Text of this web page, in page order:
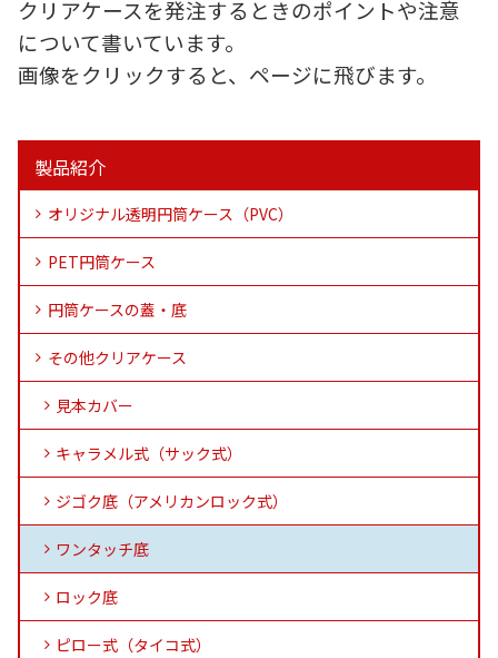
クリアケースを発注するときのポイントや注意
について書いています。
画像をクリックすると、ページに飛びます。
製品紹介
オリジナル透明円筒ケース（PVC）
PET円筒ケース
円筒ケースの蓋・底
その他クリアケース
見本カバー
キャラメル式（サック式）
ジゴク底（アメリカンロック式）
ワンタッチ底
ロック底
ピロー式（タイコ式）